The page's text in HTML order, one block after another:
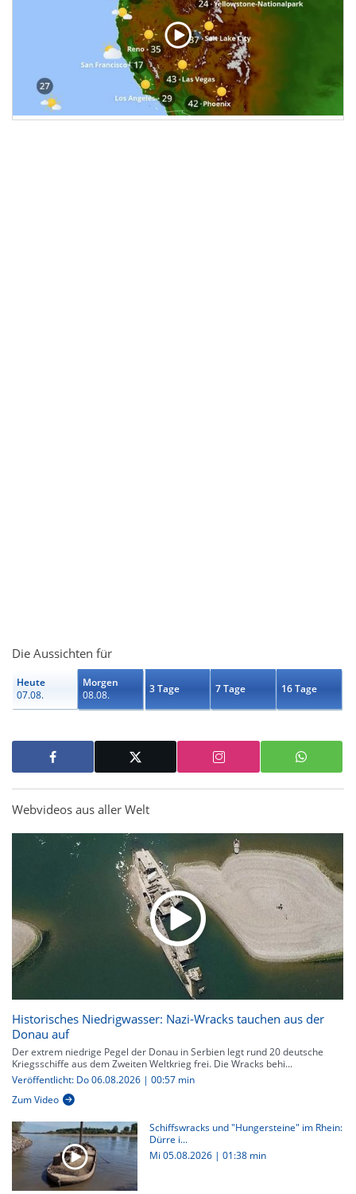
Die Aussichten für
Heute
07.08.
Morgen
08.08.
3 Tage 7 Tage 16 Tage
Webvideos aus aller Welt
Historisches Niedrigwasser: Nazi-Wracks tauchen aus der
Donau auf
Der extrem niedrige Pegel der Donau in Serbien legt rund 20 deutsche
Kriegsschiffe aus dem Zweiten Weltkrieg frei. Die Wracks behi...
Veröffentlicht: Do 06.08.2026 | 00:57 min
Zum Video
Schiffswracks und "Hungersteine" im Rhein:
Dürre i...
Mi 05.08.2026 | 01:38 min